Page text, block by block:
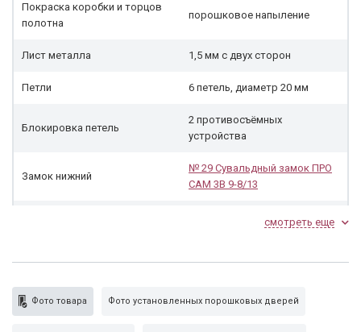
Покраска коробки и торцов
полотна
порошковое напыление
Лист металла 1,5 мм с двух сторон
Петли 6 петель, диаметр 20 мм
Блокировка петель
2 противосъёмных
устройства
Замок нижний
№ 29 Сувальдный замок ПРО
САМ 3В 9-8/13
Глазок
смотреть еще
Фото товара Фото установленных порошковых дверей